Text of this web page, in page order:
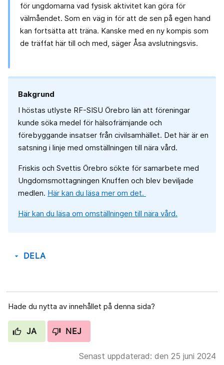
för ungdomarna vad fysisk aktivitet kan göra för
välmåendet. Som en väg in för att de sen på egen hand
kan fortsätta att träna. Kanske med en ny kompis som
de träffat här till och med, säger Åsa avslutningsvis.
Bakgrund
I höstas utlyste RF-SISU Örebro län att föreningar
kunde söka medel för hälsofrämjande och
förebyggande insatser från civilsamhället. Det här är en
satsning i linje med omställningen till nära vård.
Friskis och Svettis Örebro sökte för samarbete med
Ungdomsmottagningen Knuffen och blev beviljade
medlen. Här kan du läsa mer om det.
Här kan du läsa om omställningen till nära vård.
arrow_drop_down DELA
Hade du nytta av innehållet på denna sida?
JA NEJ
Senast uppdaterad: den 25 juni 2024